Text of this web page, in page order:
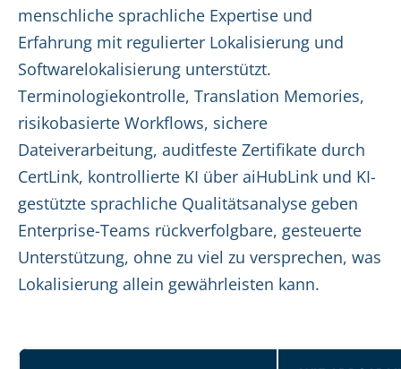
menschliche sprachliche Expertise und
Erfahrung mit regulierter Lokalisierung und
Softwarelokalisierung unterstützt.
Terminologiekontrolle, Translation Memories,
risikobasierte Workflows, sichere
Dateiverarbeitung, auditfeste Zertifikate durch
CertLink, kontrollierte KI über aiHubLink und KI-
gestützte sprachliche Qualitätsanalyse geben
Enterprise-Teams rückverfolgbare, gesteuerte
Unterstützung, ohne zu viel zu versprechen, was
Lokalisierung allein gewährleisten kann.